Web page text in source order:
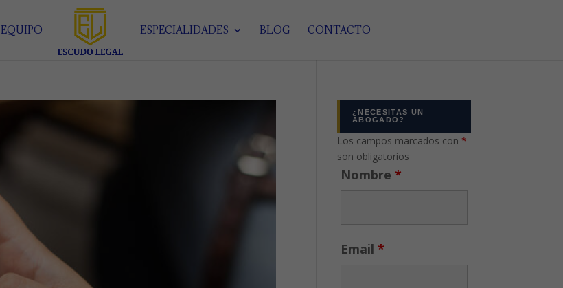
EQUIPO ESPECIALIDADES BLOG CONTACTO
¿NECESITAS UN
ABOGADO?
Los campos marcados con*
son obligatorios
Nombre*
Email*